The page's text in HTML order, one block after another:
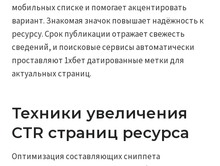
мобильных списке и помогает акцентировать
вариант. Знакомая значок повышает надёжность к
ресурсу. Срок публикации отражает свежесть
сведений, и поисковые сервисы автоматически
проставляют 1хбет датированные метки для
актуальных страниц.
Техники увеличения
CTR страниц ресурса
Оптимизация составляющих сниппета